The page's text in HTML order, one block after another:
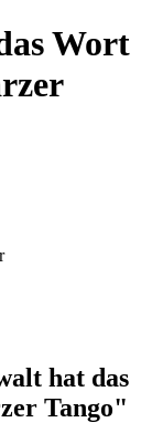
Wort
hat das
Tango"